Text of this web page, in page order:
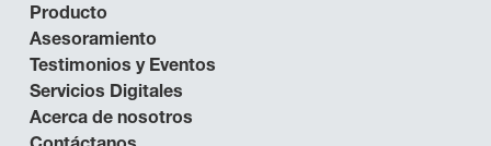
Producto
Asesoramiento
Testimonios y Eventos
Servicios Digitales
Acerca de nosotros